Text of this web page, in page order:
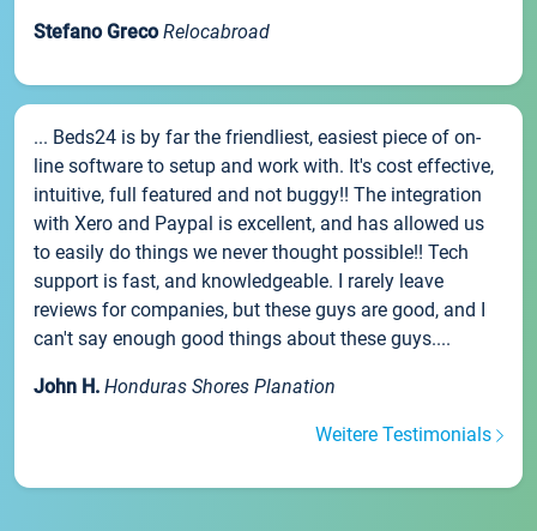
Stefano Greco Relocabroad
... Beds24 is by far the friendliest, easiest piece of on-
line software to setup and work with. It's cost effective,
intuitive, full featured and not buggy!! The integration
with Xero and Paypal is excellent, and has allowed us
to easily do things we never thought possible!! Tech
support is fast, and knowledgeable. I rarely leave
reviews for companies, but these guys are good, and I
can't say enough good things about these guys....
John H. Honduras Shores Planation
Weitere Testimonials